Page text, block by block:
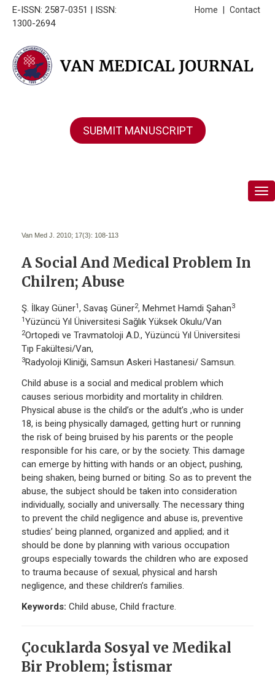
E-ISSN: 2587-0351 | ISSN:
1300-2694
Contact
Home
SUBMIT MANUSCRIPT
Van Med J. 2010; 17(3): 108-113
A Social And Medical Problem In
Chilren; Abuse
Ş. İlkay Güner1, Savaş Güner2, Mehmet Hamdi Şahan3
1Yüzüncü Yıl Üniversitesi Sağlık Yüksek Okulu/Van
2Ortopedi ve Travmatoloji A.D., Yüzüncü Yıl Üniversitesi
Tıp Fakültesi/Van,
3Radyoloji Kliniği, Samsun Askeri Hastanesi/ Samsun.
Child abuse is a social and medical problem which
causes serious morbidity and mortality in children.
Physical abuse is the child’s or the adult’s ,who is under
18, is being physically damaged, getting hurt or running
the risk of being bruised by his parents or the people
responsible for his care, or by the society. This damage
can emerge by hitting with hands or an object, pushing,
being shaken, being burned or biting. So as to prevent the
abuse, the subject should be taken into consideration
individually, socially and universally. The necessary thing
to prevent the child negligence and abuse is, preventive
studies’ being planned, organized and applied; and it
should be done by planning with various occupation
groups especially towards the children who are exposed
to trauma because of sexual, physical and harsh
negligence, and these children’s families.
Keywords: Child abuse, Child fracture.
Çocuklarda Sosyal ve Medikal
Bir Problem; İstismar